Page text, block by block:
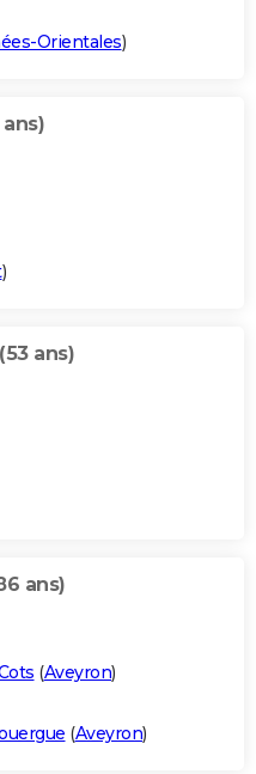
Orientales)
ans)
)
(53 ans)
ans)
(Aveyron)
(Aveyron)